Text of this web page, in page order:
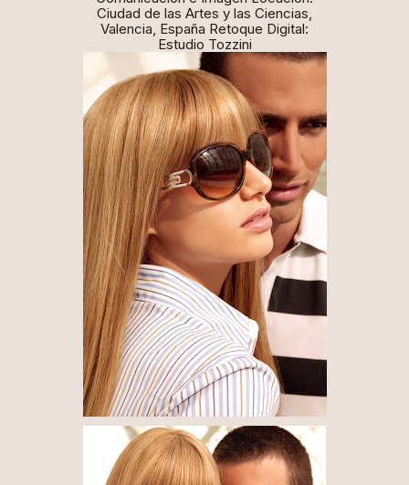
Ciudad de las Artes y las Ciencias,
Valencia, España Retoque Digital:
Estudio Tozzini